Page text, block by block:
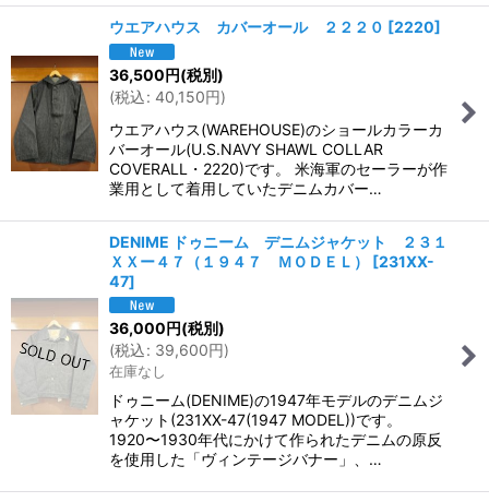
ウエアハウス カバーオール ２２２０ [2220]
36,500円(税別)
(税込: 40,150円)
ウエアハウス(WAREHOUSE)のショールカラーカ
バーオール(U.S.NAVY SHAWL COLLAR
COVERALL・2220)です。 米海軍のセーラーが作
業用として着用していたデニムカバー…
DENIME ドゥニーム デニムジャケット ２３１
ＸＸー４７（１９４７ ＭＯＤＥＬ）
[231XX-
47]
36,000 円(税別)
(税込: 39,600円)
在庫なし
ドゥニーム(DENIME)の1947年モデルのデニムジ
ャケット(231XX-47(1947 MODEL))です。
1920〜1930年代にかけて作られたデニムの原反
を使用した「ヴィンテージバナー」、…